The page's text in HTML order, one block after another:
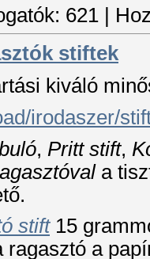
621
stiftek
kiváló
irodaszer/
, Pritt stift,
a
stift 15
ragasztó a